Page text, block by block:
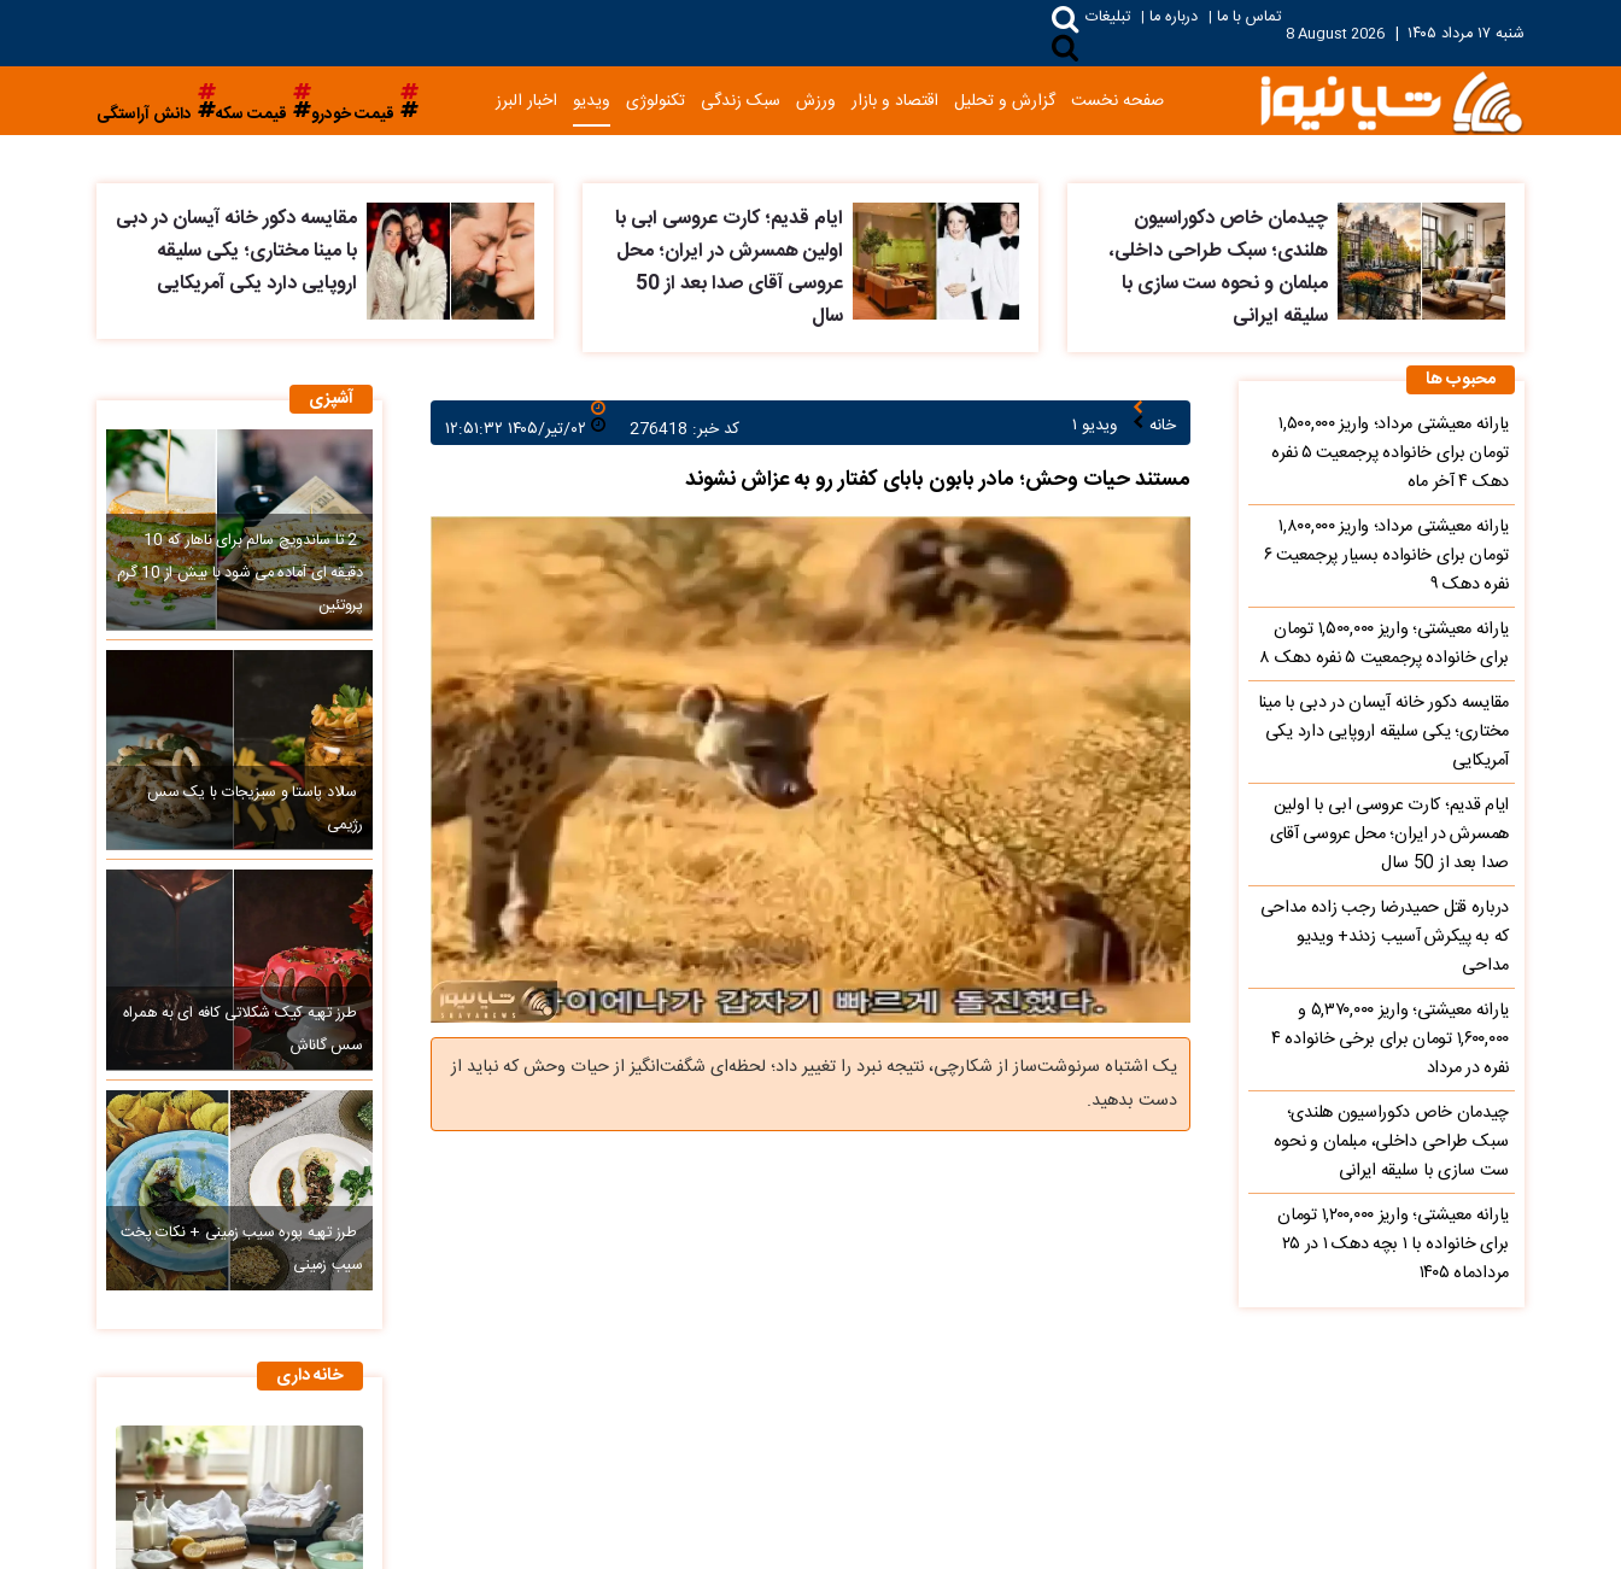
شنبه ۱۷ مرداد ۱۴۰۵ |
8 August 2026
تماس با ما | درباره ما | تبلیغات
صفحه نخست گزارش و تحلیل اقتصاد و بازار ورزش سبک زندگی تکنولوژی ویدیو اخبار البرز
قیمت خودرو قیمت سکه دانش آراستگی
چیدمان خاص دکوراسیون
هلندی؛ سبک طراحی داخلی،
مبلمان و نحوه ست سازی با
سلیقه ایرانی
ایام قدیم؛ کارت عروسی ابی با
اولین همسرش در ایران؛ محل
عروسی آقای صدا بعد از 50
سال
مقایسه دکور خانه آیسان در دبی
با مینا مختاری؛ یکی سلیقه
اروپایی دارد یکی آمریکایی
خانه ویدیو ۱ کد خبر: 276418
مستند حیات وحش؛ مادر بابون بابای کفتار رو به عزاش نشوند
یک اشتباه سرنوشت‌ساز از شکارچی، نتیجه نبرد را تغییر داد؛ لحظه‌ای شگفت‌انگیز از حیات وحش که نباید از
دست بدهید.
آشپزی
2 تا ساندویچ سالم برای ناهار که 10
دقیقه ای آماده می شود با بیش از 10 گرم
پروتئین
سالاد پاستا و سبزیجات با یک سس
رژیمی
طرز تهیه کیک شکلاتی کافه ای به همراه
سس گاناش
طرز تهیه پوره سیب زمینی + نکات پخت
سیب زمینی
خانه داری
محبوب ها
یارانه معیشتی مرداد؛ واریز ۱,۵۰۰,۰۰۰
تومان برای خانواده پرجمعیت ۵ نفره
دهک ۴ آخر ماه
یارانه معیشتی مرداد؛ واریز ۱,۸۰۰,۰۰۰
تومان برای خانواده بسیار پرجمعیت ۶
نفره دهک ۹
یارانه معیشتی؛ واریز ۱,۵۰۰,۰۰۰ تومان
برای خانواده پرجمعیت ۵ نفره دهک ۸
مقایسه دکور خانه آیسان در دبی با مینا
مختاری؛ یکی سلیقه اروپایی دارد یکی
آمریکایی
ایام قدیم؛ کارت عروسی ابی با اولین
همسرش در ایران؛ محل عروسی آقای
صدا بعد از 50 سال
درباره قتل حمیدرضا رجب‌ زاده مداحی
که به پیکرش آسیب زدند+ ویدیو
مداحی
یارانه معیشتی؛ واریز ۵,۳۷۰,۰۰۰ و
۱,۶۰۰,۰۰۰ تومان برای برخی خانواده ۴
نفره در مرداد
چیدمان خاص دکوراسیون هلندی؛
سبک طراحی داخلی، مبلمان و نحوه
ست سازی با سلیقه ایرانی
یارانه معیشتی؛ واریز ۱,۲۰۰,۰۰۰ تومان
برای خانواده با ۱ بچه دهک ۱ در ۲۵
مردادماه ۱۴۰۵